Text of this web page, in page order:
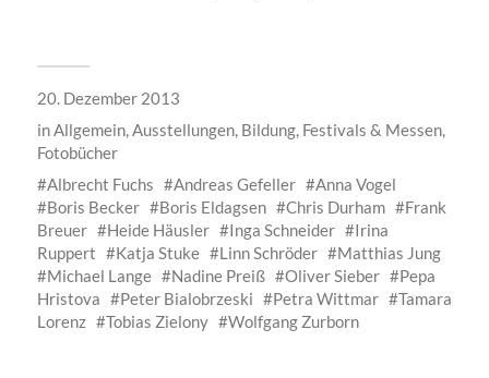
20. Dezember 2013
in Allgemein, Ausstellungen, Bildung, Festivals & Messen,
Fotobücher
Albrecht Fuchs
Andreas Gefeller
Anna Vogel
Boris Becker
Boris Eldagsen Chris Durham
Frank
Breuer
Heide Häusler Inga Schneider
Irina
Ruppert
Katja Stuke Linn Schröder
Matthias Jung
Michael Lange
Nadine Preiß Oliver Sieber
Pepa
Hristova
Peter Bialobrzeski Petra Wittmar
Tamara
Lorenz
Tobias Zielony Wolfgang Zurborn